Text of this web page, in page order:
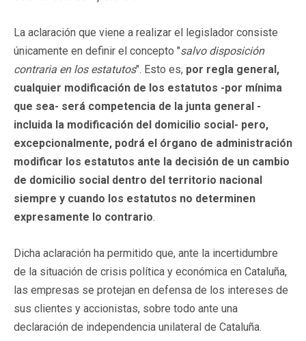
La aclaración que viene a realizar el legislador consiste
únicamente en definir el concepto "salvo disposición
contraria en los estatutos". Esto es, por regla general,
cualquier modificación de los estatutos -por mínima
que sea- será competencia de la junta general -
incluida la modificación del domicilio social- pero,
excepcionalmente, podrá el órgano de administración
modificar los estatutos ante la decisión de un cambio
de domicilio social dentro del territorio nacional
siempre y cuando los estatutos no determinen
expresamente lo contrario.
Dicha aclaración ha permitido que, ante la incertidumbre
de la situación de crisis política y económica en Cataluña,
las empresas se protejan en defensa de los intereses de
sus clientes y accionistas, sobre todo ante una
declaración de independencia unilateral de Cataluña.